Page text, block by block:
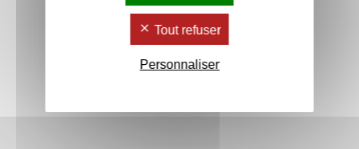
Tout refuser
Personnaliser